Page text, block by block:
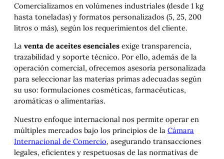
Comercializamos en volúmenes industriales (desde 1 kg
hasta toneladas) y formatos personalizados (5, 25, 200
litros o más), según los requerimientos del cliente.
La venta de aceites esenciales exige transparencia,
trazabilidad y soporte técnico. Por ello, además de la
operación comercial, ofrecemos asesoría personalizada
para seleccionar las materias primas adecuadas según
su uso: formulaciones cosméticas, farmacéuticas,
aromáticas o alimentarias.
Nuestro enfoque internacional nos permite operar en
múltiples mercados bajo los principios de la Cámara
Internacional de Comercio, asegurando transacciones
legales, eficientes y respetuosas de las normativas de